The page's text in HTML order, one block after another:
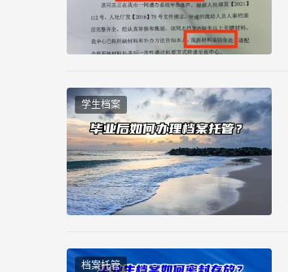
学生档案
档案托管